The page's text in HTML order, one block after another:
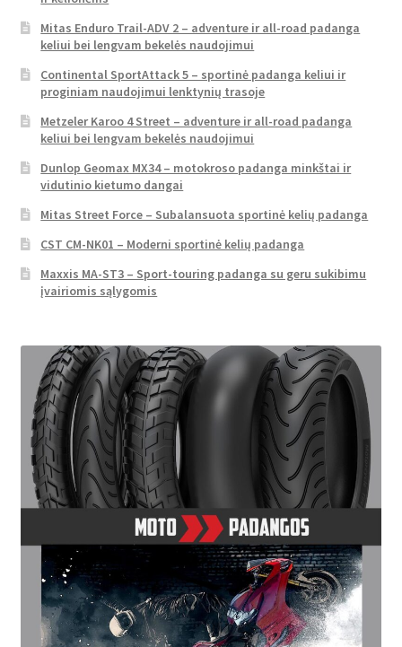
Mitas Enduro Trail-ADV 2 – adventure ir all-road padanga
keliui bei lengvam bekelės naudojimui
Continental SportAttack 5 – sportinė padanga keliui ir
proginiam naudojimui lenktynių trasoje
Metzeler Karoo 4 Street – adventure ir all-road padanga
keliui bei lengvam bekelės naudojimui
Dunlop Geomax MX34 – motokroso padanga minkštai ir
vidutinio kietumo dangai
Mitas Street Force – Subalansuota sportinė kelių padanga
CST CM-NK01 – Moderni sportinė kelių padanga
Maxxis MA-ST3 – Sport-touring padanga su geru sukibimu
įvairiomis sąlygomis